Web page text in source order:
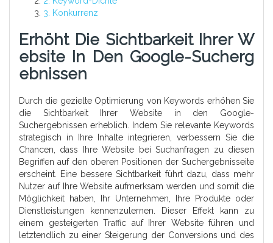
3. Konkurrenz
Erhöht Die Sichtbarkeit Ihrer W
Ebsite In Den Google-Sucherg
Ebnissen
Durch die gezielte Optimierung von Keywords erhöhen Sie
die Sichtbarkeit Ihrer Website in den Google-
Suchergebnissen erheblich. Indem Sie relevante Keywords
strategisch in Ihre Inhalte integrieren, verbessern Sie die
Chancen, dass Ihre Website bei Suchanfragen zu diesen
Begriffen auf den oberen Positionen der Suchergebnisseite
erscheint. Eine bessere Sichtbarkeit führt dazu, dass mehr
Nutzer auf Ihre Website aufmerksam werden und somit die
Möglichkeit haben, Ihr Unternehmen, Ihre Produkte oder
Dienstleistungen kennenzulernen. Dieser Effekt kann zu
einem gesteigerten Traffic auf Ihrer Website führen und
letztendlich zu einer Steigerung der Conversions und des